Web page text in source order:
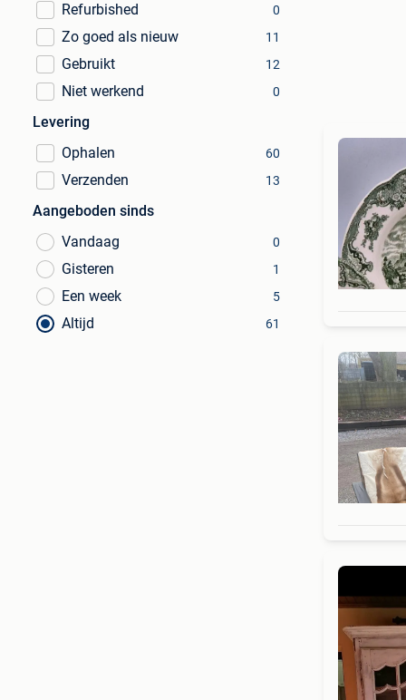
Refurbished 0
Zo goed als nieuw 11
Gebruikt 12
Niet werkend 0
Levering
Ophalen
60
Verzenden 13
Aangeboden sinds
Vandaag
0
Gisteren 1
Een week 5
Altijd 61